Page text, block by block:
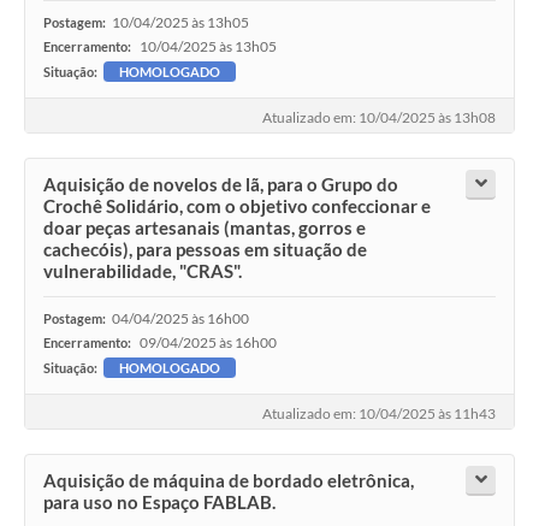
Postagem: 10/04/2025 às 13h05
Encerramento: 10/04/2025 às 13h05
Situação: HOMOLOGADO
Atualizado em: 10/04/2025 às 13h08
Aquisição de novelos de lã, para o Grupo do
Crochê Solidário, com o objetivo confeccionar e
doar peças artesanais (mantas, gorros e
cachecóis), para pessoas em situação de
vulnerabilidade, "CRAS".
Postagem: 04/04/2025 às 16h00
Encerramento: 09/04/2025 às 16h00
Situação: HOMOLOGADO
Atualizado em: 10/04/2025 às 11h43
Aquisição de máquina de bordado eletrônica,
para uso no Espaço FABLAB.